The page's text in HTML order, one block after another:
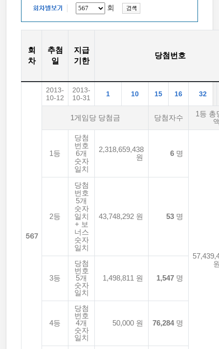
회
회
차
추첨
일
지급
기한
당첨번호
567
2013-
10-12
2013-
10-31
1 10 15 16 32
1게임당 당첨금 당첨자수
1등 총
1등
당첨
번호
6개
숫자
일치
2,318,659,438
원
6 명
2등
당첨
번호
5개
숫자
일치
+ 보
너스
숫자
일치
43,748,292 원 53 명
3등
당첨
번호
5개
숫자
일치
1,498,811 원 1,547 명
4등
당첨
번호
4개
숫자
일치
50,000 원 76,284명